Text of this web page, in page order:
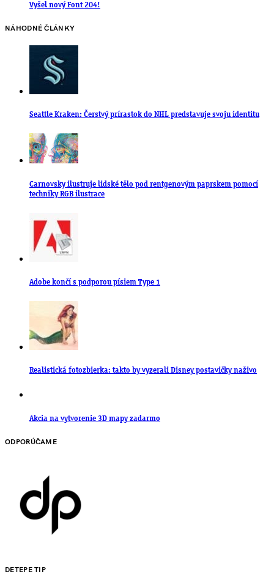
Vyšel nový Font 204!
NÁHODNÉ ČLÁNKY
Seattle Kraken: Čerstvý prírastok do NHL predstavuje svoju identitu
Carnovsky ilustruje lidské tělo pod rentgenovým paprskem pomocí
techniky RGB ilustrace
Adobe končí s podporou písiem Type 1
Realistická fotozbierka: takto by vyzerali Disney postavičky naživo
Akcia na vytvorenie 3D mapy zadarmo
ODPORÚČAME
DETEPE TIP